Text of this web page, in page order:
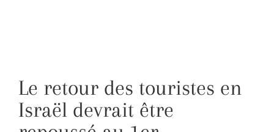
Le retour des touristes en
Israël devrait être